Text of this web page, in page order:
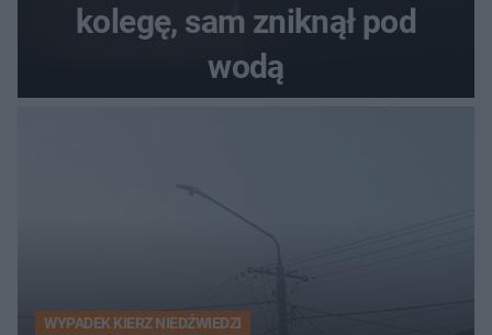
kolegę, sam zniknął pod
wodą
WYPADEK KIERZ NIEDŹWIEDZI